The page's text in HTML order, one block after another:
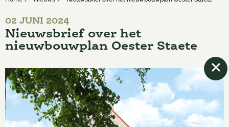
02 JUNI 2024
Nieuwsbrief over het
nieuwbouwplan Oester Staete